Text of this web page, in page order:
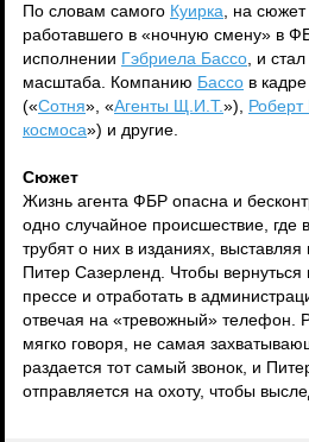
По словам самого Куирка , на
работавшего в «ночную смену» в
исполнении Гэбриела Бассо , и
масштаба. Компанию Бассо в
(«Сотня», «Агенты Щ.И.Т.»), Роберт
космоса») и другие.
Сюжет
Жизнь агента ФБР опасна и
одно случайное происшествие,
трубят о них в изданиях,
Питер Сазерленд. Чтобы
прессе и отработать в
отвечая на «тревожный» телефон.
мягко говоря, не самая
раздается тот самый звонок, и
отправляется на охоту, чтобы